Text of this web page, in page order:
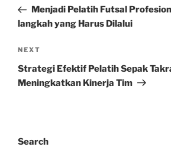
PostMenjadi Pelatih Futsal
langkah yang Harus Dilalui
Next
Post
NEXT
Strategi Efektif Pelatih Sepak
Meningkatkan Kinerja Tim
Search